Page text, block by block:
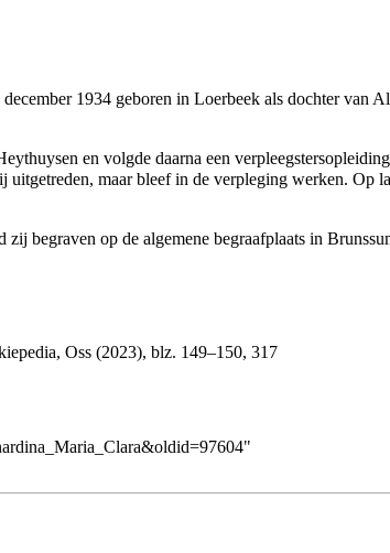
1934 geboren in Loerbeek als dochter van
en volgde daarna een
uitgetreden, maar bleef in de verpleging werken.
begraven op de algemene begraafplaats in
Oss (2023), blz. 149–150, 317
"